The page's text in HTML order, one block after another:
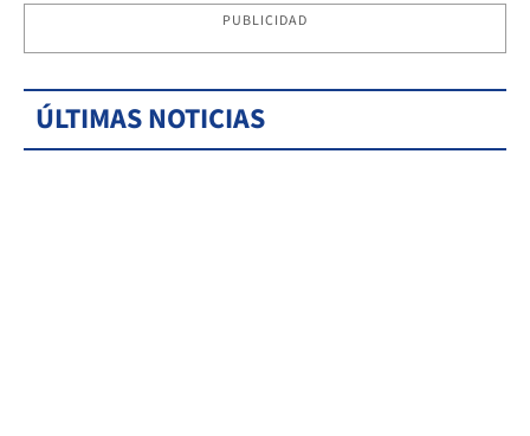
PUBLICIDAD
ÚLTIMAS NOTICIAS